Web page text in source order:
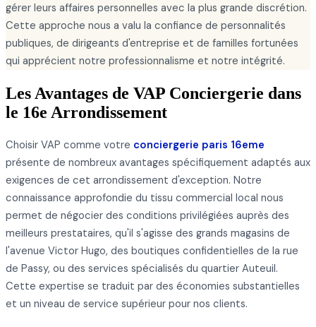
gérer leurs affaires personnelles avec la plus grande discrétion.
Cette approche nous a valu la confiance de personnalités
publiques, de dirigeants d'entreprise et de familles fortunées
qui apprécient notre professionnalisme et notre intégrité.
Les Avantages de VAP Conciergerie dans
le 16e Arrondissement
Choisir VAP comme votre conciergerie paris 16eme
présente de nombreux avantages spécifiquement adaptés aux
exigences de cet arrondissement d'exception. Notre
connaissance approfondie du tissu commercial local nous
permet de négocier des conditions privilégiées auprès des
meilleurs prestataires, qu'il s'agisse des grands magasins de
l'avenue Victor Hugo, des boutiques confidentielles de la rue
de Passy, ou des services spécialisés du quartier Auteuil.
Cette expertise se traduit par des économies substantielles
et un niveau de service supérieur pour nos clients.